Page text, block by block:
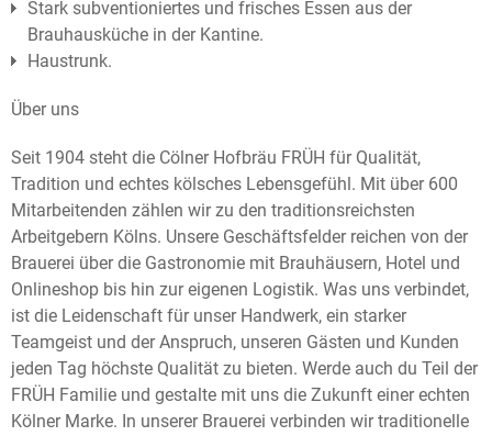
Stark subventioniertes und frisches Essen aus der
Brauhausküche in der Kantine.
Haustrunk.
Über uns
Seit 1904 steht die Cölner Hofbräu FRÜH für Qualität,
Tradition und echtes kölsches Lebensgefühl. Mit über 600
Mitarbeitenden zählen wir zu den traditionsreichsten
Arbeitgebern Kölns. Unsere Geschäftsfelder reichen von der
Brauerei über die Gastronomie mit Brauhäusern, Hotel und
Onlineshop bis hin zur eigenen Logistik. Was uns verbindet,
ist die Leidenschaft für unser Handwerk, ein starker
Teamgeist und der Anspruch, unseren Gästen und Kunden
jeden Tag höchste Qualität zu bieten. Werde auch du Teil der
FRÜH Familie und gestalte mit uns die Zukunft einer echten
Kölner Marke. In unserer Brauerei verbinden wir traditionelle